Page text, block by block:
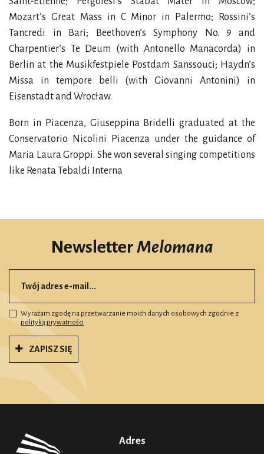
Mozart’s Great Mass in C Minor in Palermo; Rossini’s
Tancredi in Bari; Beethoven’s Symphony No. 9 and
Charpentier’s Te Deum (with Antonello Manacorda) in
Berlin at the Musikfestpiele Postdam Sanssouci; Haydn’s
Missa in tempore belli (with Giovanni Antonini) in
Eisenstadt and Wrocław.
Born in Piacenza, Giuseppina Bridelli graduated at the
Conservatorio Nicolini Piacenza under the guidance of
Maria Laura Groppi. She won several singing competitions
like Renata Tebaldi Interna
NewsletterMelomana
Wyrażam zgodę na przetwarzanie moich danych osobowych zgodnie z
polityką prywatności
ZAPISZ SIĘ
Adres